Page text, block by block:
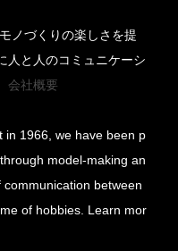
ノづくりの楽しさを提
人と人のコミュニケーシ
会社概要
in 1966, we have been p
model-making an
between
of hobbies. Learn mor